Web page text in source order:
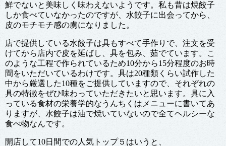
鮮でないと美味しく味わえないようです。私も昔は焼餃子
しか食べていなかったのですが、水餃子に出会ってから、
皮のモチモチ感の虜になりました。
店で提供している水餃子は具もすべて手作りで、注文を受
けてから店内で皮を延ばし、具を包み、茹でています。こ
のような工程で作られているため10分から15分程度のお時
間をいただいているわけです。具は20種類くらい試作した
中から厳選した10種をご提供していますので、それぞれの
具の特徴をぜひ味わっていただきたいと思います。具に入
っている食材の栄養学的なうんちくはメニューに書いてあ
りますが、水餃子は油で焼いていないので全てヘルシーな
食べ物なんです。
開店して10日間での人気トップ５はいうと、